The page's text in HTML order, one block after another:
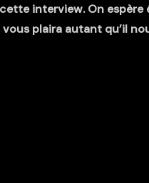
interview. On espère
plaira autant qu’il